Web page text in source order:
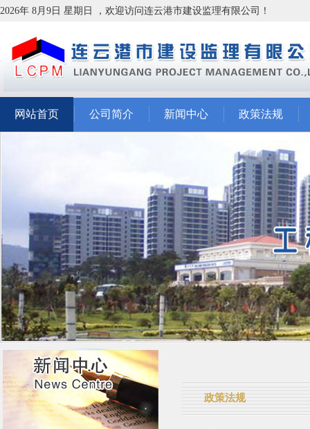
2026年 8月9日 星期日 ，欢迎访问连云港市建设监理有限公司！
网站首页 公司简介 新闻中心 政策法规
政策法规